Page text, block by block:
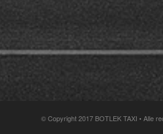
© Copyright 2017 BOTLEK TAXI • Alle